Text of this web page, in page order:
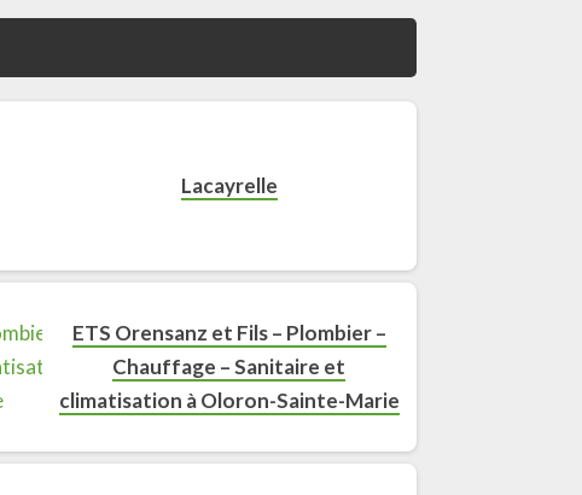
Lacayrelle
ETS Orensanz et Fils – Plombier –
Chauffage – Sanitaire et
climatisation à Oloron-Sainte-Marie